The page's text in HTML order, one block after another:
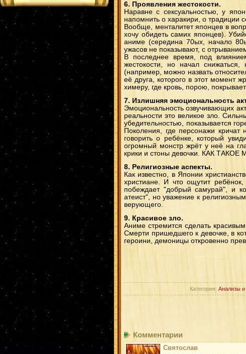
6. Проявления жестокости.
Наравне с сексуальностью, у
напомнить о харакири, о традиции
Вообще, менталитет японцев в
хочу обидеть самих японцев).
аниме (середина 70ых, начало
ужасов не показывают, с
В последнее время, под
жестокости, но начал
(например, можно назвать
её друга, которого в этот момент
химеру, где кровь, порою,
7. Излишняя эмоциональность
Эмоциональность озвучивающих
реальности это великое зло.
убедительностью, показывается
Поколения, где персонажи кричат
говорить о ребёнке, который
огромный монстр жрёт у неё на
крики и стоны девочки. КАК
8. Религиозные аспекты.
Как известно, в Японии
христиане. И что ощутит
побеждает "добрый самурай", и
атеист", но уважение к
верующего.
9. Красивое зло.
Аниме стремится сделать
Смерти пришедшего к девочке, в
героини, демоницы откровенно
Категория: Анализы и
Комментарии
Святослав